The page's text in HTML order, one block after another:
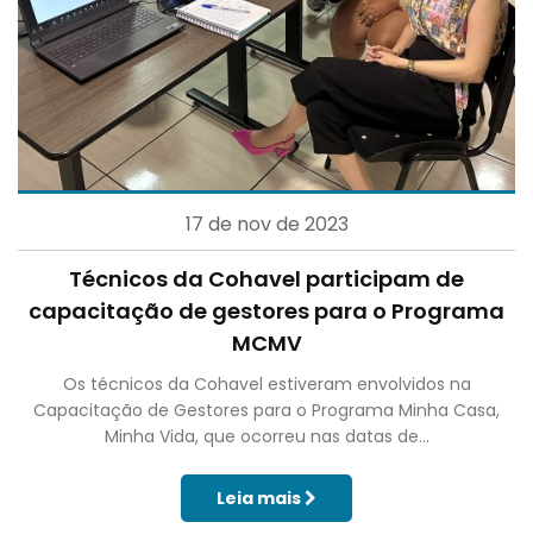
17 de nov de 2023
Técnicos da Cohavel participam de
capacitação de gestores para o Programa
MCMV
Os técnicos da Cohavel estiveram envolvidos na
Capacitação de Gestores para o Programa Minha Casa,
Minha Vida, que ocorreu nas datas de...
Leia mais